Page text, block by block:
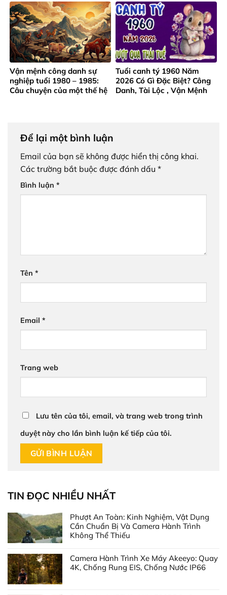
Vận mệnh công danh sự
nghiệp tuổi 1980 – 1985:
Câu chuyện của một thế hệ
Tuổi canh tý 1960 Năm
2026 Có Gì Đặc Biệt? Công
Danh, Tài Lộc , Vận Mệnh
Để lại một bình luận
Email của bạn sẽ không được hiển thị công khai.
Các trường bắt buộc được đánh dấu *
Bình luận *
Tên *
Email *
Trang web
Lưu tên của tôi, email, và trang web trong trình
duyệt này cho lần bình luận kế tiếp của tôi.
TIN ĐỌC NHIỀU NHẤT
Phượt An Toàn: Kinh Nghiệm, Vật Dụng
Cần Chuẩn Bị Và Camera Hành Trình
Không Thể Thiếu
Camera Hành Trình Xe Máy Akeeyo: Quay
4K, Chống Rung EIS, Chống Nước IP66